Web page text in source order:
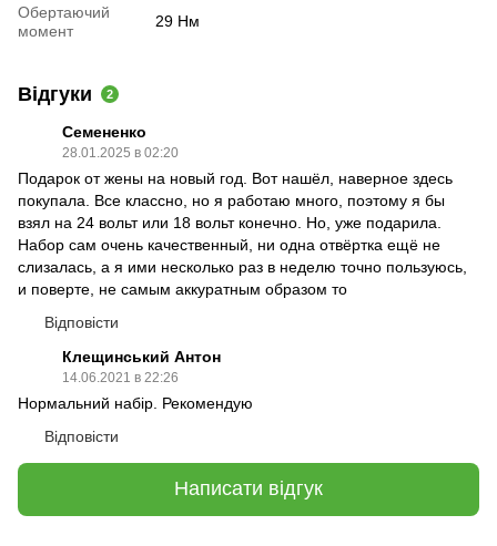
Обертаючий
момент
29 Нм
Відгуки 2
Семененко
28.01.2025 в 02:20
Подарок от жены на новый год. Вот нашёл, наверное здесь
покупала. Все классно, но я работаю много, поэтому я бы
взял на 24 вольт или 18 вольт конечно. Но, уже подарила.
Набор сам очень качественный, ни одна отвёртка ещё не
слизалась, а я ими несколько раз в неделю точно пользуюсь,
и поверте, не самым аккуратным образом то
Відповісти
Клещинський Антон
14.06.2021 в 22:26
Нормальний набір. Рекомендую
Відповісти
Написати відгук